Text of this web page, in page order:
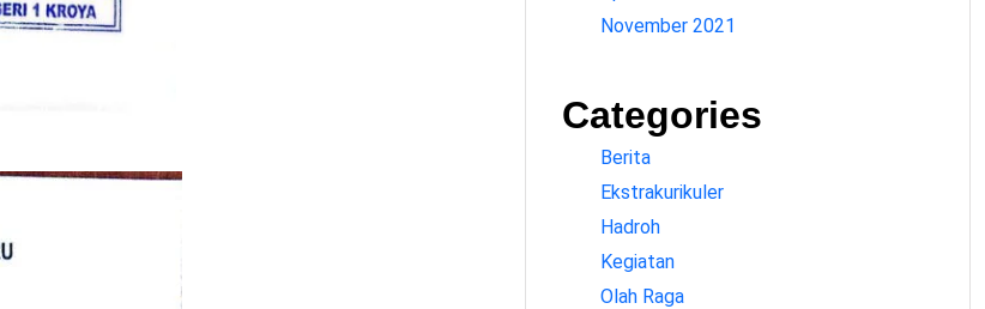
November 2021
Categories
Berita
Ekstrakurikuler
Hadroh
Kegiatan
Olah Raga